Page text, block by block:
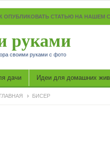
ОПУБЛИКОВАТЬ СТАТЬЮ НА НАШЕМ
руками
своими руками с фото
дачи Идеи для домашних
ГЛАВНАЯ БИСЕР